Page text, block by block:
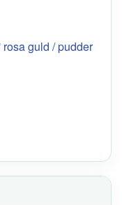
guld / pudder